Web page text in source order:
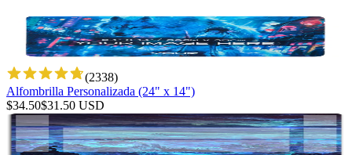
(2338)
Alfombrilla Personalizada (24" x 14")
$34.50$31.50 USD